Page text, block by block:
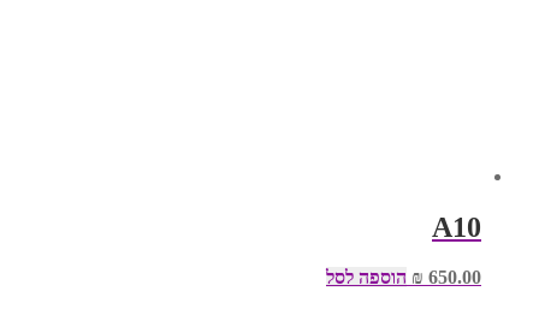
A10
₪ 650.00 הוספה לסל